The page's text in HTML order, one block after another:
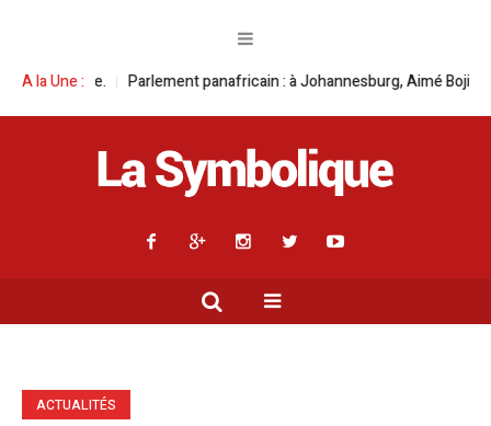
A la Une :
panafricain : à Johannesburg, Aimé Boji Sangara multiplie les
ACTUALITÉS